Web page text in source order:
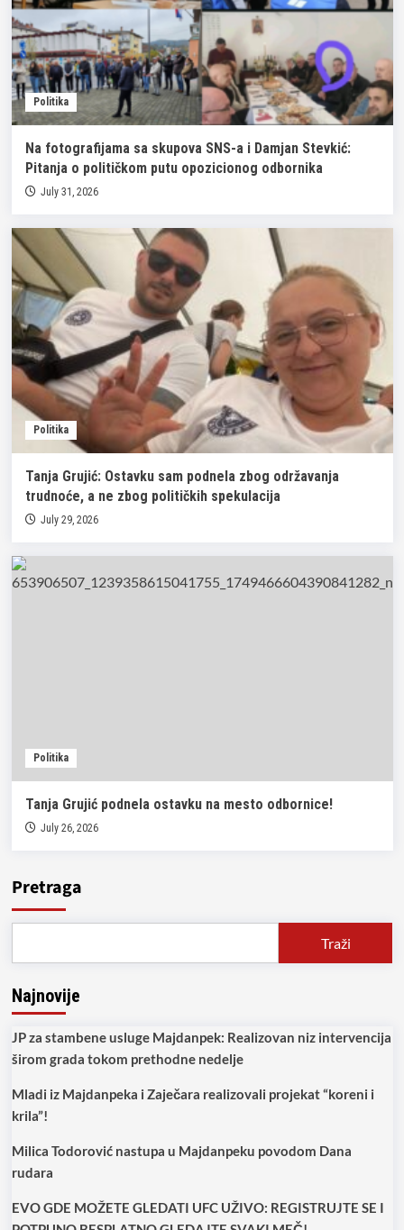
Politika
Na fotografijama sa skupova SNS-a i Damjan Stevkić:
Pitanja o političkom putu opozicionog odbornika
July 31, 2026
Politika
Tanja Grujić: Ostavku sam podnela zbog održavanja
trudnoće, a ne zbog političkih spekulacija
July 29, 2026
Politika
Tanja Grujić podnela ostavku na mesto odbornice!
July 26, 2026
Pretraga
Traži
Najnovije
JP za stambene usluge Majdanpek: Realizovan niz intervencija
širom grada tokom prethodne nedelje
Mladi iz Majdanpeka i Zaječara realizovali projekat “koreni i
krila”!
Milica Todorović nastupa u Majdanpeku povodom Dana
rudara
EVO GDE MOŽETE GLEDATI UFC UŽIVO: REGISTRUJTE SE I